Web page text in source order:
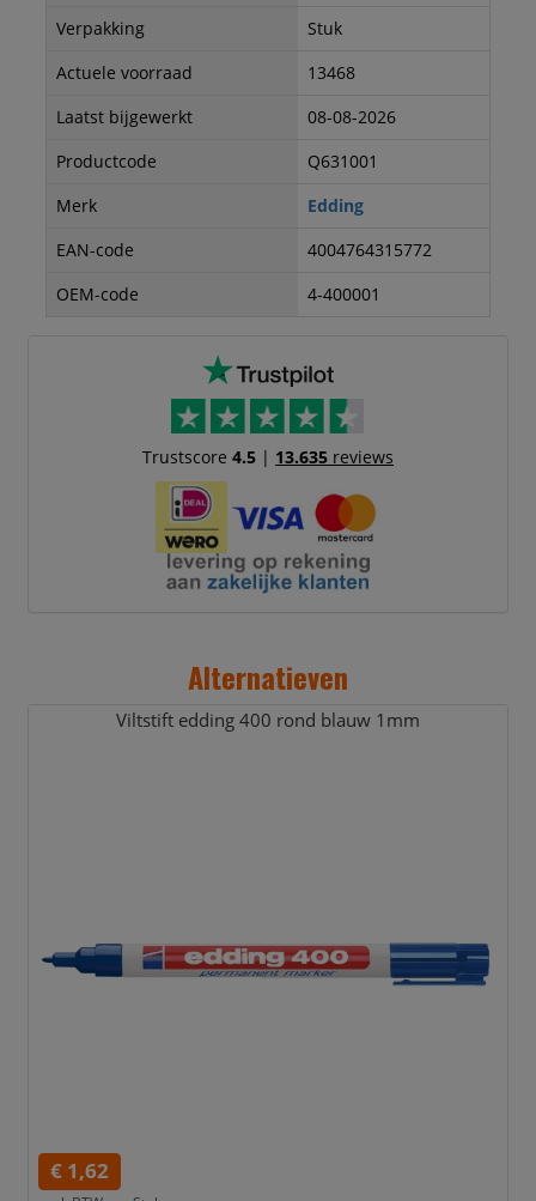
Verpakking
Stuk
Actuele voorraad
13468
Laatst bijgewerkt
08-08-2026
Productcode
Q631001
Merk
Edding
EAN-code
4004764315772
OEM-code
4-400001
Trustscore 4.5| 13.635reviews
Alternatieven
Viltstift edding 400 rond blauw 1mm
€ 1,62